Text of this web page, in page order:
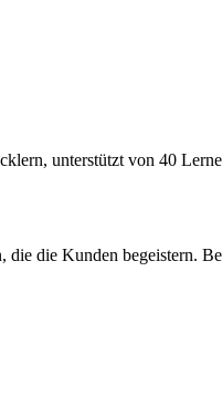
unterstützt von 40
die Kunden begeistern.